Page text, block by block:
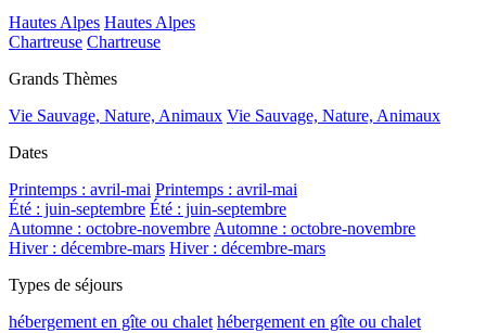
Hautes Alpes Hautes Alpes
Chartreuse Chartreuse
Grands Thèmes
Vie Sauvage, Nature, Animaux Vie Sauvage, Nature, Animaux
Dates
Printemps : avril-mai Printemps : avril-mai
Été : juin-septembre Été : juin-septembre
Automne : octobre-novembre Automne : octobre-novembre
Hiver : décembre-mars Hiver : décembre-mars
Types de séjours
hébergement en gîte ou chalet hébergement en gîte ou chalet